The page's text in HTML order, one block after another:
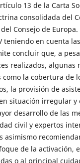
13 de la Carta
consolidada del
Consejo de
teniendo en cuenta
concluir que, a
realizados, algunas
como la cobertura de
la provisión de
situación irregular y
desarrollo de las
civil y expertos
asimismo
de la activación,
o al principal